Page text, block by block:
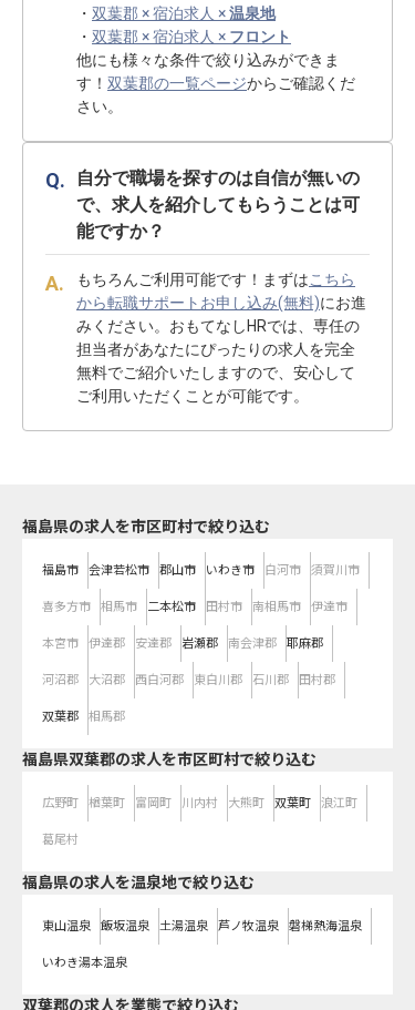
・ 双葉郡 × 宿泊求人 ×温泉地
・ 双葉郡 × 宿泊求人 × フロント
他にも様々な条件で絞り込みができま
す！ 双葉郡の一覧ページからご確認くだ
さい。
自分で職場を探すのは自信が無いの
で、求人を紹介してもらうことは可
能ですか？
もちろんご利用可能です！まずはこちら
から転職サポートお申し込み(無料)にお進
みください。おもてなしHRでは、専任の
担当者があなたにぴったりの求人を完全
無料でご紹介いたしますので、安心して
ご利用いただくことが可能です。
福島県の求人を市区町村で絞り込む
福島市 会津若松市 郡山市 いわき市 白河市 須賀川市
喜多方市 相馬市 二本松市 田村市 南相馬市 伊達市
本宮市 伊達郡 安達郡 岩瀬郡 南会津郡 耶麻郡
河沼郡 大沼郡 西白河郡 東白川郡 石川郡 田村郡
双葉郡 相馬郡
福島県双葉郡の求人を市区町村で絞り込む
広野町 楢葉町 富岡町 川内村 大熊町 双葉町 浪江町
葛尾村
福島県の求人を温泉地で絞り込む
東山温泉 飯坂温泉 土湯温泉 芦ノ牧温泉 磐梯熱海温泉
いわき湯本温泉
双葉郡の求人を業態で絞り込む